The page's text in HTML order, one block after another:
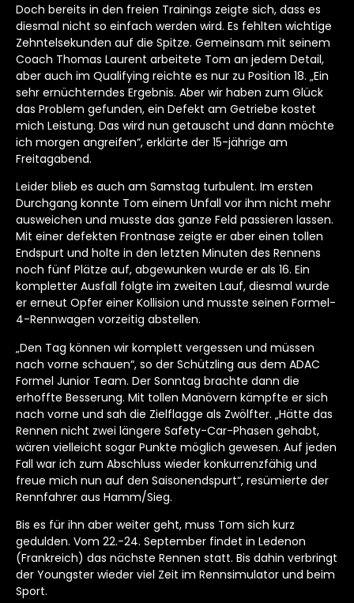
Doch bereits in den freien Trainings zeigte sich, dass es
diesmal nicht so einfach werden wird. Es fehlten wichtige
Zehntelsekunden auf die Spitze. Gemeinsam mit seinem
Coach Thomas Laurent arbeitete Tom an jedem Detail,
aber auch im Qualifying reichte es nur zu Position 18. „Ein
sehr ernüchterndes Ergebnis. Aber wir haben zum Glück
das Problem gefunden, ein Defekt am Getriebe kostet
mich Leistung. Das wird nun getauscht und dann möchte
ich morgen angreifen“, erklärte der 15-jährige am
Freitagabend.
Leider blieb es auch am Samstag turbulent. Im ersten
Durchgang konnte Tom einem Unfall vor ihm nicht mehr
ausweichen und musste das ganze Feld passieren lassen.
Mit einer defekten Frontnase zeigte er aber einen tollen
Endspurt und holte in den letzten Minuten des Rennens
noch fünf Plätze auf, abgewunken wurde er als 16. Ein
kompletter Ausfall folgte im zweiten Lauf, diesmal wurde
er erneut Opfer einer Kollision und musste seinen Formel-
4-Rennwagen vorzeitig abstellen.
„Den Tag können wir komplett vergessen und müssen
nach vorne schauen“, so der Schützling aus dem ADAC
Formel Junior Team. Der Sonntag brachte dann die
erhoffte Besserung. Mit tollen Manövern kämpfte er sich
nach vorne und sah die Zielflagge als Zwölfter. „Hätte das
Rennen nicht zwei längere Safety-Car-Phasen gehabt,
wären vielleicht sogar Punkte möglich gewesen. Auf jeden
Fall war ich zum Abschluss wieder konkurrenzfähig und
freue mich nun auf den Saisonendspurt“, resümierte der
Rennfahrer aus Hamm/Sieg.
Bis es für ihn aber weiter geht, muss Tom sich kurz
gedulden. Vom 22.-24. September findet in Ledenon
(Frankreich) das nächste Rennen statt. Bis dahin verbringt
der Youngster wieder viel Zeit im Rennsimulator und beim
Sport.